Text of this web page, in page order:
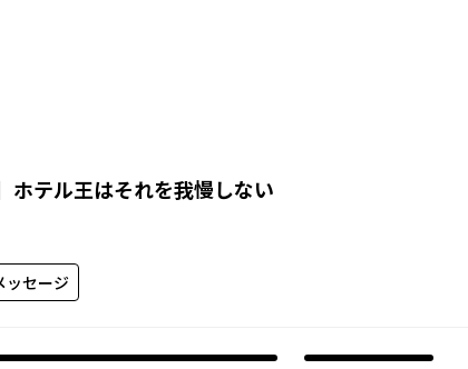
ホテル王はそれを我慢しない
ッセージ